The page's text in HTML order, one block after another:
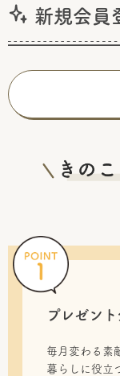
新規会員
プレゼン
毎月変わる素
暮らしに役立